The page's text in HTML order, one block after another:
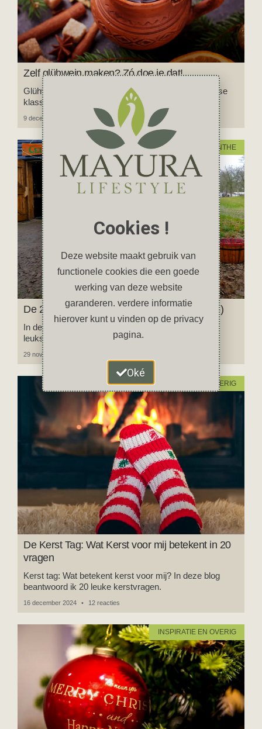
Zelf glühwein maken? Zó doe je dat!
Glühwein: alles wat je moet weten over deze winterse
klassieker (+ het allerlekkerste recept).
9 december 2025 4 reacties
PUUR DRENTHE
De 20 leukste kerstmarkten in Drenthe (2025)
In deze blog vind je een handig overzicht van de 20
leukste kerstmarkten en winterfairs in Drenthe.
29 november 2025
INSPIRATIE EN OVERIG
De Kerst Tag: Wat Kerst voor mij betekent in 20
vragen
Kerst tag: Wat betekent kerst voor mij? In deze blog
beantwoord ik 20 leuke kerstvragen.
16 december 2024 12 reacties
INSPIRATIE EN OVERIG
Cookies !
Deze website maakt gebruik van
functionele cookies die een goede
werking van deze website
garanderen. verdere informatie
hierover kunt u vinden op de privacy
pagina.
Oké